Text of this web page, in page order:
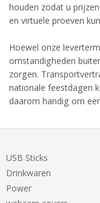
houden zodat u
en virtuele proeven
Hoewel onze
omstandigheden
zorgen.
nationale feestdagen
daarom handig om
USB Sticks
Drinkwaren
Power